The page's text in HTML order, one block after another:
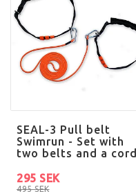
SEAL-3 Pull belt
Swimrun - Set with
two belts and a cord
495 SEK
295 SEK